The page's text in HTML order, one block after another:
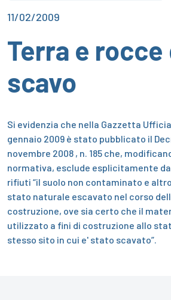
11/02/2009
Terra e rocce
scavo
Si evidenzia che nella Gazzetta
gennaio 2009 è stato pubblicato il
novembre 2008 , n. 185 che,
normativa, esclude esplicitamente
rifiuti “il suolo non contaminato e
stato naturale escavato nel corso
costruzione, ove sia certo che il
utilizzato a fini di costruzione allo
stesso sito in cui e' stato scavato”.